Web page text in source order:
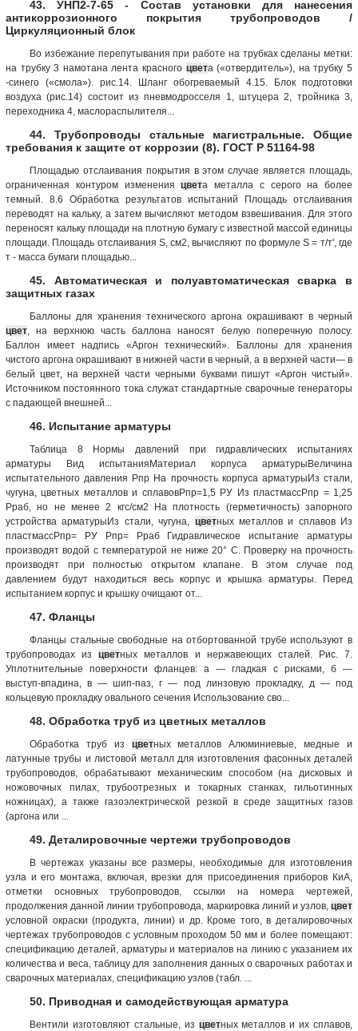
43. УНП2-7-65 - Состав установки для нанесения
антикоррозионного покрытия трубопроводов /
Циркуляционный блок
Во избежание перепутывания при работе на трубках сделаны метки:
на трубку 3 намотана лента красного цвета («отвердитель»), на трубку 5
-синего («смола»). рис.14. Шланг обогреваемый 4.15. Блок подготовки
воздуха (рис.14) состоит из пневмодросселя 1, штуцера 2, тройника 3,
переходника 4, маслораспылителя...
44. Трубопроводы стальные магистральные. Общие
требования к защите от коррозии (8). ГОСТ Р 51164-98
Площадью отслаивания покрытия в этом случае является площадь,
ограниченная контуром измененияцвета металла с серого на более
темный. 8.6 Обработка результатов испытаний Площадь отслаивания
переводят на кальку, а затем вычисляют методом взвешивания. Для этого
переносят кальку площади на плотную бумагу с известной массой единицы
площади. Площадь отслаивания S, см2, вычисляют по формуле S = т/т', где
т - масса бумаги площадью...
45. Автоматическая и полуавтоматическая сварка в
защитных газах
Баллоны для хранения технического аргона окрашивают в черный
цвет , на верхнюю часть баллона наносят белую поперечную полосу.
Баллон имеет надпись «Аргон технический». Баллоны для хранения
чистого аргона окрашивают в нижней части в черный, а в верхней части— в
белый цвет, на верхней части черными буквами пишут «Аргон чистый».
Источником постоянного тока служат стандартные сварочные генераторы
с падающей внешней...
46. Испытание арматуры
Таблица 8 Нормы давлений при гидравлических испытаниях
арматуры Вид испытанияМатериал корпуса арматурыВеличина
испытательного давления Рпр На прочность корпуса арматурыИз стали,
чугуна, цветных металлов и сплавовРпр=1,5 РУ Из пластмассРпр = 1,25
Рраб, но не менее 2 кгс/см2 На плотность (герметичность) запорного
устройства арматурыИз стали, чугуна, цветных металлов и сплавов Из
пластмассРпр= РУ Рпр= Рраб Гидравлическое испытание арматуры
производят водой с температурой не ниже 20° С. Проверку на прочность
производят при полностью открытом клапане. В этом случае под
давлением будут находиться весь корпус и крышка арматуры. Перед
испытанием корпус и крышку очищают от...
47. Фланцы
Фланцы стальные свободные на отбортованной трубе используют в
трубопроводах изцветных металлов и нержавеющих сталей. Рис. 7.
Уплотнительные поверхности фланцев: а — гладкая с рисками, б —
выступ-впадина, в — шип-паз, г — под линзовую прокладку, д — под
кольцевую прокладку овального сечения Использование сво...
48. Обработка труб из цветных металлов
Обработка труб из цветных металлов Алюминиевые, медные и
латунные трубы и листовой металл для изготовления фасонных деталей
трубопроводов, обрабатывают механическим способом (на дисковых и
ножовочных пилах, трубоотрезных и токарных станках, гильотинных
ножницах), а также газоэлектрической резкой в среде защитных газов
(аргона или ...
49. Деталировочные чертежи трубопроводов
В чертежах указаны все размеры, необходимые для изготовления
узла и его монтажа, включая, врезки для присоединения приборов КиА,
отметки основных трубопроводов, ссылки на номера чертежей,
продолжения данной линии трубопровода, маркировка линий и узлов, цвет
условной окраски (продукта, линии) и др. Кроме того, в деталировочных
чертежах трубопроводов с условным проходом 50 мм и более помещают:
спецификацию деталей, арматуры и материалов на линию с указанием их
количества и веса, таблицу для заполнения данных о сварочных работах и
сварочных материалах, спецификацию узлов (табл. ...
50. Приводная и самодействующая арматура
Вентили изготовляют стальные, из цветных металлов и их сплавов,